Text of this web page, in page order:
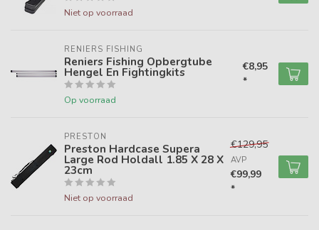
Niet op voorraad
RENIERS FISHING
Reniers Fishing Opbergtube
Hengel En Fightingkits
Op voorraad
€8,95
*
PRESTON
Preston Hardcase Supera
Large Rod Holdall 1.85 X 28 X
23cm
Niet op voorraad
€129,95
AVP
€99,99
*